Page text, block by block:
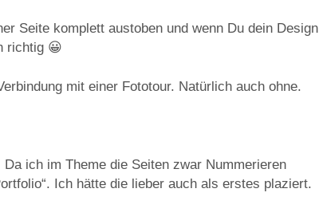
Seite komplett austoben und wenn Du dein Design
richtig 😀
mit einer Fototour. Natürlich auch ohne.
ich im Theme die Seiten zwar Nummerieren
Ich hätte die lieber auch als erstes plaziert.